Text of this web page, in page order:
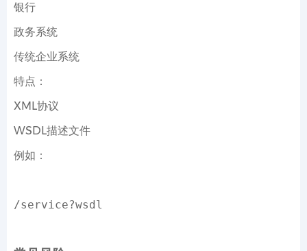
银行
政务系统
传统企业系统
特点：
XML协议
WSDL描述文件
例如：
/service?wsdl